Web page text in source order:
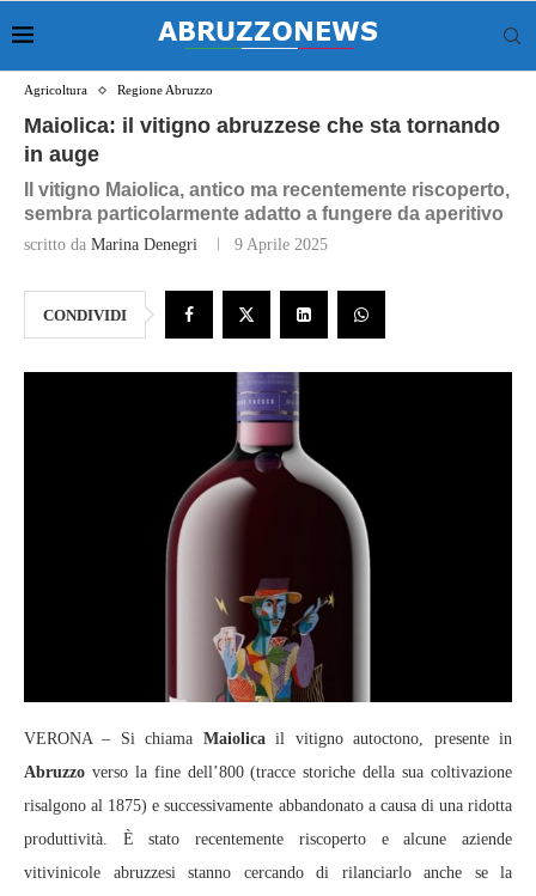
Agricoltura Regione Abruzzo
Maiolica: il vitigno abruzzese che sta tornando
in auge
Il vitigno Maiolica, antico ma recentemente riscoperto,
sembra particolarmente adatto a fungere da aperitivo
scritto da Marina Denegri 9 Aprile 2025
CONDIVIDI
VERONA – Si chiama Maiolicail vitigno autoctono, presente in
Abruzzo verso la fine dell’800 (tracce storiche della sua coltivazione
risalgono al 1875) e successivamente abbandonato a causa di una ridotta
produttività. È stato recentemente riscoperto e alcune aziende
vitivinicole abruzzesi stanno cercando di rilanciarlo anche se la